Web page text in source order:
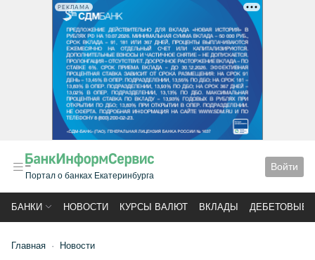
РЕКЛАМА
Портал о банках Екатеринбурга
Войти
БАНКИ НОВОСТИ КУРСЫ ВАЛЮТ ВКЛАДЫ ДЕБЕТОВЫЕ
Главная Новости